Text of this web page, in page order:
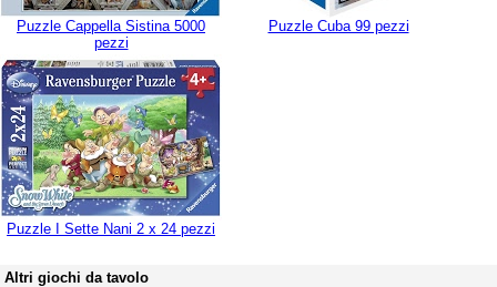
Puzzle Cappella Sistina 5000
pezzi
Puzzle Cuba 99 pezzi
Puzzle I Sette Nani 2 x 24 pezzi
Altri giochi da tavolo